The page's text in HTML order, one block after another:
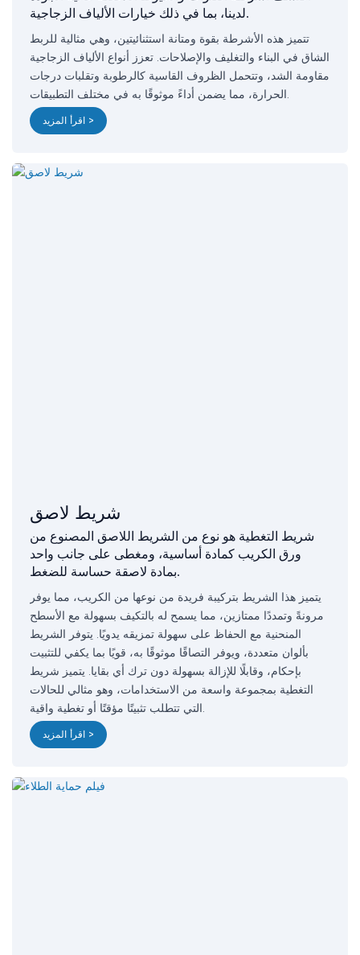
لدينا، بما في ذلك خيارات الألياف الزجاجية.
تتميز هذه الأشرطة بقوة ومتانة استثنائيتين، وهي مثالية للربط
الشاق في البناء والتغليف والإصلاحات. تعزز أنواع الألياف الزجاجية
مقاومة الشد، وتتحمل الظروف القاسية كالرطوبة وتقلبات درجات
الحرارة، مما يضمن أداءً موثوقًا به في مختلف التطبيقات.
اقرأ المزيد >
شريط لاصق
شريط التغطية هو نوع من الشريط اللاصق المصنوع من
ورق الكريب كمادة أساسية، ومغطى على جانب واحد
بمادة لاصقة حساسة للضغط.
يتميز هذا الشريط بتركيبة فريدة من نوعها من الكريب، مما يوفر
مرونةً وتمددًا ممتازين، مما يسمح له بالتكيف بسهولة مع الأسطح
المنحنية مع الحفاظ على سهولة تمزيقه يدويًا. يتوفر الشريط
بألوان متعددة، ويوفر التصاقًا موثوقًا به، قويًا بما يكفي للتثبيت
بإحكام، وقابلًا للإزالة بسهولة دون ترك أي بقايا. يتميز شريط
التغطية بمجموعة واسعة من الاستخدامات، وهو مثالي للحالات
التي تتطلب تثبيتًا مؤقتًا أو تغطية واقية.
اقرأ المزيد >